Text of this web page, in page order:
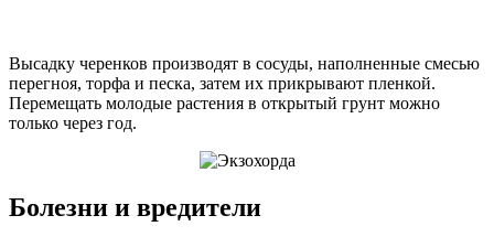
Высадку черенков производят в сосуды, наполненные смесью
перегноя, торфа и песка, затем их прикрывают пленкой.
Перемещать молодые растения в открытый грунт можно
только через год.
Болезни и вредители